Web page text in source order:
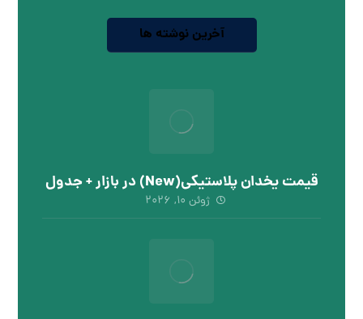
آخرین نوشته ها
قیمت یخدان پلاستیکی(New) در بازار + جدول
ژوئن ۱۰, ۲۰۲۶